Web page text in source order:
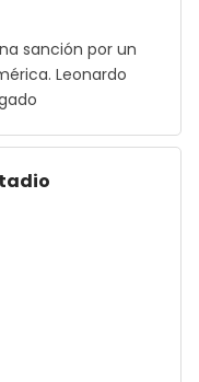
sanción por un
Leonardo